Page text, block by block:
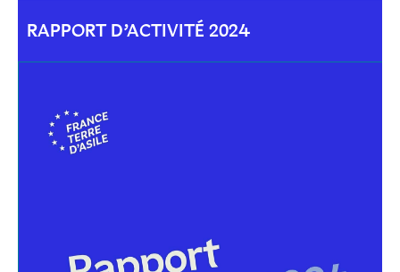
RAPPORT D’ACTIVITÉ 2024